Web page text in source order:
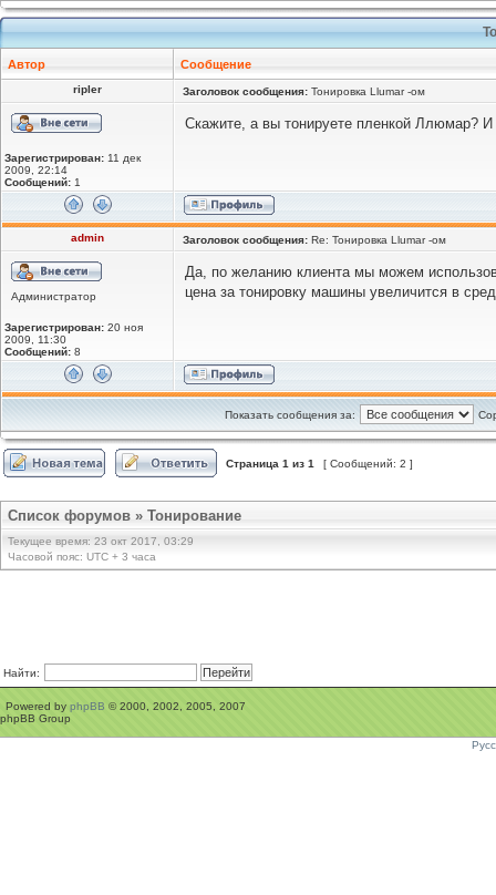
Автор Сообщение
ripler Заголовок сообщения: Тонировка Llumar -ом
Зарегистрирован: 11 дек
2009, 22:14
Сообщений: 1
Скажите, а вы тонируете пленкой Ллюмар? И
admin Заголовок сообщения: Re: Тонировка Llumar -ом
Администратор
Зарегистрирован: 20 ноя
2009, 11:30
Сообщений: 8
Да, по желанию клиента мы можем
цена за тонировку машины увеличится в
Показать сообщения за:
Страница 1 из 1 [ Сообщений: 2 ]
Список форумов » Тонирование
Текущее время: 23 окт 2017, 03:29
Часовой пояс: UTC + 3 часа
Найти:
Powered by phpBB © 2000, 2002, 2005, 2007
phpBB Group